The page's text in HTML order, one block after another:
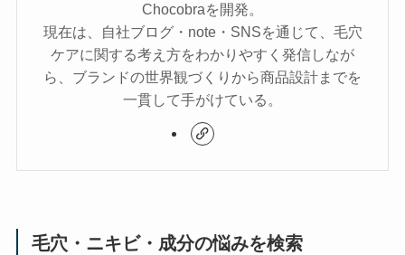
Chocobraを開発。
現在は、自社ブログ・note・SNSを通じて、毛穴
ケアに関する考え方をわかりやすく発信しなが
ら、ブランドの世界観づくりから商品設計までを
一貫して手がけている。
毛穴・ニキビ・成分の悩みを検索